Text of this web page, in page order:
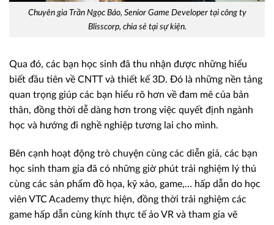
Chuyên gia Trần Ngọc Bảo, Senior Game Developer tại công ty
Blisscorp, chia sẻ tại sự kiện.
Qua đó, các bạn học sinh đã thu nhận được những hiểu
biết đầu tiên về CNTT và thiết kế 3D. Đó là những nền tảng
quan trọng giúp các bạn hiểu rõ hơn về đam mê của bản
thân, đồng thời dễ dàng hơn trong việc quyết định ngành
học và hướng đi nghề nghiệp tương lai cho mình.
Bên cạnh hoạt động trò chuyện cùng các diễn giả, các bạn
học sinh tham gia đã có những giờ phút trải nghiệm lý thú
cùng các sản phẩm đồ họa, kỹ xảo, game,… hấp dẫn do học
viên VTC Academy thực hiện, đồng thời trải nghiệm các
game hấp dẫn cùng kính thực tế ảo VR và tham gia vẽ